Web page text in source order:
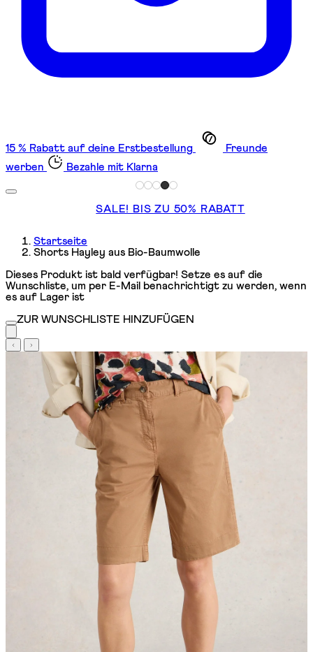
15 % Rabatt auf deine Erstbestellung
Freunde
werben
Bezahle mit Klarna
SALE! BIS ZU 50% RABATT
Startseite
Shorts Hayley aus Bio-Baumwolle
Dieses Produkt ist bald verfügbar! Setze es auf die
Wunschliste, um per E-Mail benachrichtigt zu werden, wenn
es auf Lager ist
ZUR WUNSCHLISTE HINZUFÜGEN